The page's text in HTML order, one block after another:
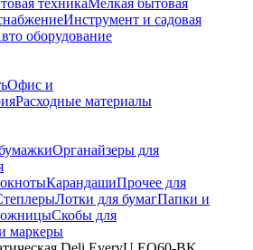
техникаМелкая бытовая
Инструмент и садовая
оборудование
Офис и
Расходные материалы
Органайзеры для
КарандашиПрочее для
Лотки для бумагПапки и
Скобы для
маркеры